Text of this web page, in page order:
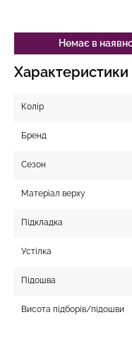
Немає в
Характеристики
Колір
Бренд
Сезон
Матеріал верху
Підкладка
Устілка
Підошва
Висота підборів/підошви